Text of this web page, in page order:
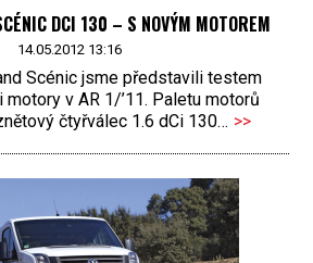
DCI 130 – S NOVÝM MOTOREM
14.05.2012 13:16
Scénic jsme představili testem
v AR 1/’11. Paletu motorů
čtyřválec 1.6 dCi 130… >>